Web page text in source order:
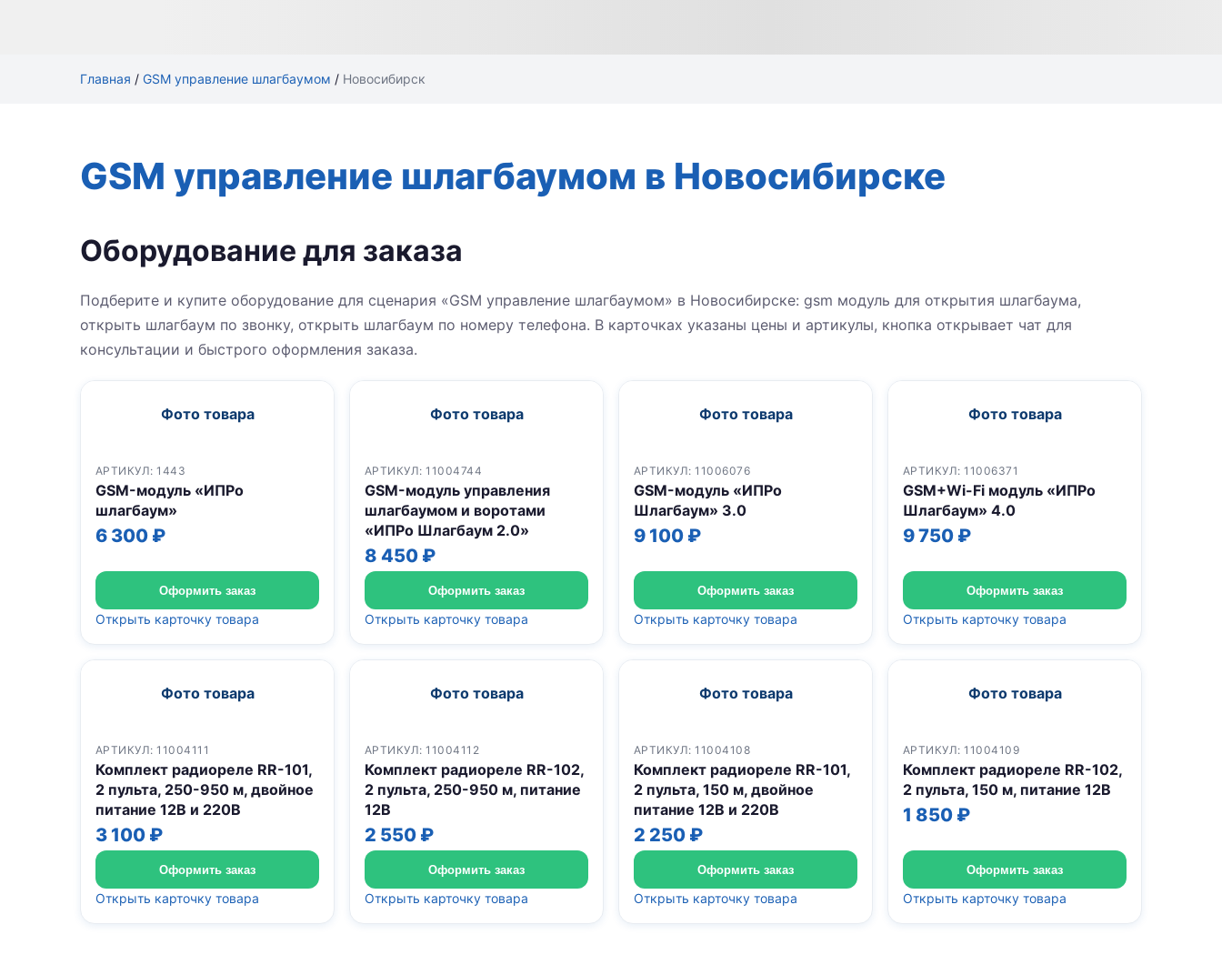
Главная / GSM управление шлагбаумом / Новосибирск
GSM управление шлагбаумом в Новосибирске
Оборудование для заказа
Подберите и купите оборудование для сценария «GSM управление шлагбаумом» в Новосибирске: gsm модуль для открытия шлагбаума,
открыть шлагбаум по звонку, открыть шлагбаум по номеру телефона. В карточках указаны цены и артикулы, кнопка открывает чат для
консультации и быстрого оформления заказа.
Фото товара
АРТИКУЛ: 1443
GSM-модуль «ИПРо
шлагбаум»
6 300 ₽
Оформить заказ
Открыть карточку товара
Фото товара
АРТИКУЛ: 11004744
GSM-модуль управления
шлагбаумом и воротами
«ИПРо Шлагбаум 2.0»
8 450 ₽
Оформить заказ
Открыть карточку товара
Фото товара
АРТИКУЛ: 11006076
GSM-модуль «ИПРо
Шлагбаум» 3.0
9 100 ₽
Оформить заказ
Открыть карточку товара
Фото товара
АРТИКУЛ: 11006371
GSM+Wi-Fi модуль «ИПРо
Шлагбаум» 4.0
9 750 ₽
Оформить заказ
Открыть карточку товара
Фото товара
АРТИКУЛ: 11004111
Комплект радиореле RR-101,
2 пульта, 250-950 м, двойное
питание 12В и 220В
3 100 ₽
Оформить заказ
Открыть карточку товара
Фото товара
АРТИКУЛ: 11004112
Комплект радиореле RR-102,
2 пульта, 250-950 м, питание
12В
2 550 ₽
Оформить заказ
Открыть карточку товара
Фото товара
АРТИКУЛ: 11004108
Комплект радиореле RR-101,
2 пульта, 150 м, двойное
питание 12В и 220В
2 250 ₽
Оформить заказ
Открыть карточку товара
Фото товара
АРТИКУЛ: 11004109
Комплект радиореле RR-102,
2 пульта, 150 м, питание 12В
1 850 ₽
Оформить заказ
Открыть карточку товара